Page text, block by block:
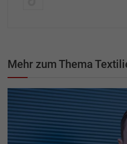
Mehr zum Thema